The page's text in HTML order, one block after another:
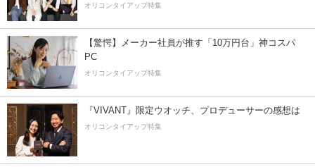
オリコンタイアップ特集
【驚愕】メーカー社員が推す「10万円台」神コスパ
PC
オリコンタイアップ特集
『VIVANT』限定ウオッチ、プロデューサーの感想は
オリコンタイアップ特集